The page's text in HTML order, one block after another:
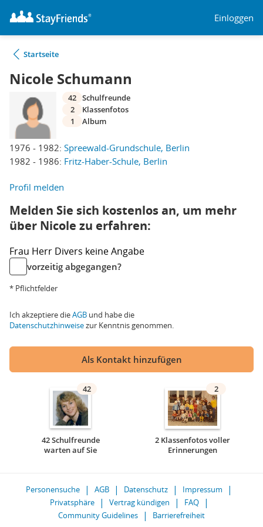
Einloggen
Startseite
Nicole Schumann
1976 - 1982: Spreewald-Grundschule, Berlin
1982 - 1986: Fritz-Haber-Schule, Berlin
42 Schulfreunde
2
Klassenfotos
1
Album
Profil melden
Melden Sie sich kostenlos an, um mehr
über Nicole zu erfahren:
Frau Herr Divers keine Angabe
vorzeitig abgegangen?
* Pflichtfelder
Ich akzeptiere dieAGB und habe die
Datenschutzhinweisezur Kenntnis genommen.
Als Kontakt hinzufügen
42
42 Schulfreunde
warten auf Sie
2
2 Klassenfotos voller
Erinnerungen
Personensuche AGB Datenschutz
Impressum
Privatsphäre
Vertrag kündigen
FAQ
Community Guidelines
Barrierefreiheit